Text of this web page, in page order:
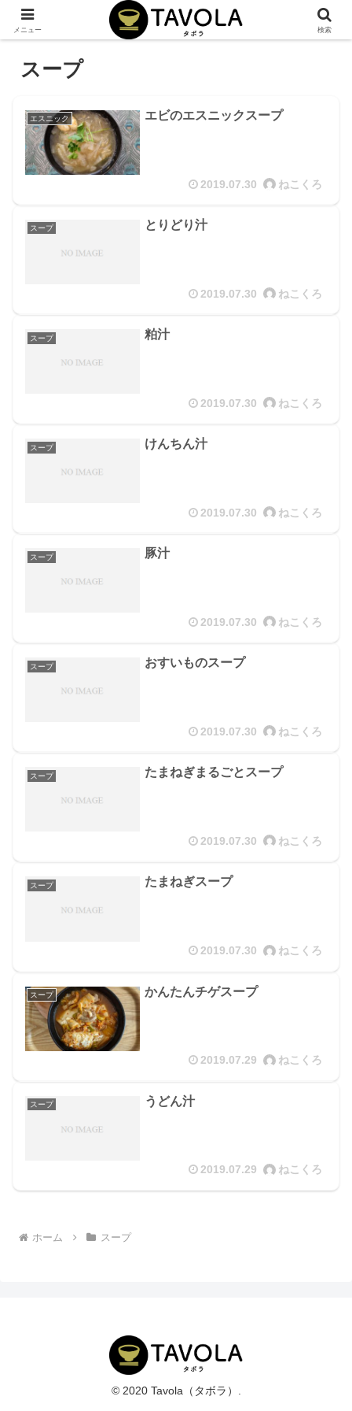
スープ
エスニック エビのエスニックスープ
2019.07.30 ねこくろ
スープ とりどり汁
2019.07.30 ねこくろ
スープ 粕汁
2019.07.30 ねこくろ
スープ けんちん汁
2019.07.30 ねこくろ
スープ 豚汁
2019.07.30 ねこくろ
スープ おすいものスープ
2019.07.30 ねこくろ
スープ たまねぎまるごとスープ
2019.07.30 ねこくろ
スープ たまねぎスープ
2019.07.30 ねこくろ
スープ かんたんチゲスープ
2019.07.29 ねこくろ
スープ うどん汁
2019.07.29 ねこくろ
ホーム スープ
© 2020 Tavola（タボラ）.
メニュー 検索